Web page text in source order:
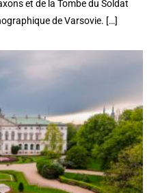
et de la Tombe du Soldat
de Varsovie. […]